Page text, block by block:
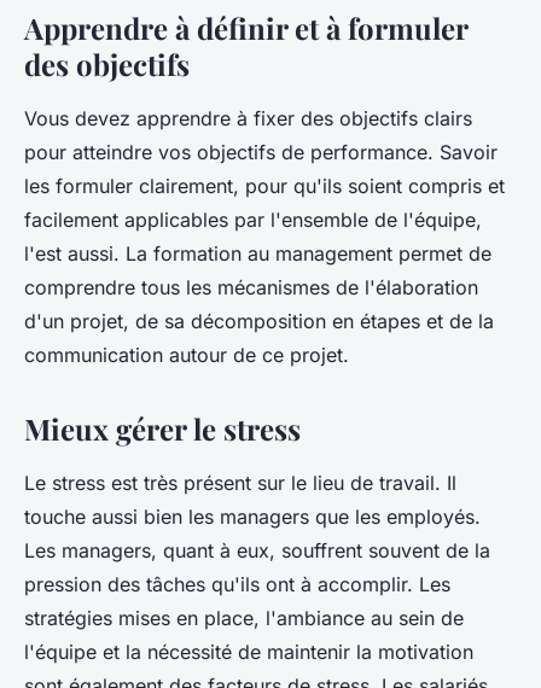
Apprendre à définir et à formuler
des objectifs
Vous devez apprendre à fixer des objectifs clairs
pour atteindre vos objectifs de performance. Savoir
les formuler clairement, pour qu'ils soient compris et
facilement applicables par l'ensemble de l'équipe,
l'est aussi. La formation au management permet de
comprendre tous les mécanismes de l'élaboration
d'un projet, de sa décomposition en étapes et de la
communication autour de ce projet.
Mieux gérer le stress
Le stress est très présent sur le lieu de travail. Il
touche aussi bien les managers que les employés.
Les managers, quant à eux, souffrent souvent de la
pression des tâches qu'ils ont à accomplir. Les
stratégies mises en place, l'ambiance au sein de
l'équipe et la nécessité de maintenir la motivation